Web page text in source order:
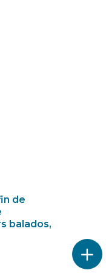
de
balados,